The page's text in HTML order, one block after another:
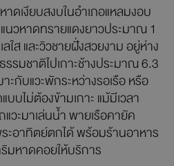
ดเงียบสงบในอำเภอแหลมงอบ
นวหาดทรายแดงยาวประมาณ 1
ลใส และวิวชายฝั่งสวยงาม อยู่ห่าง
รรมชาติไปเกาะช้างประมาณ 6.3
าะกับแวะพักระหว่างรอเรือ หรือ
บบไม่ต้องข้ามเกาะ แม้มีเวลา
วะมาเล่นน้ำ พายเรือคายัค
ะอาทิตย์ตกได้ พร้อมร้านอาหาร
ริมหาดคอยให้บริการ